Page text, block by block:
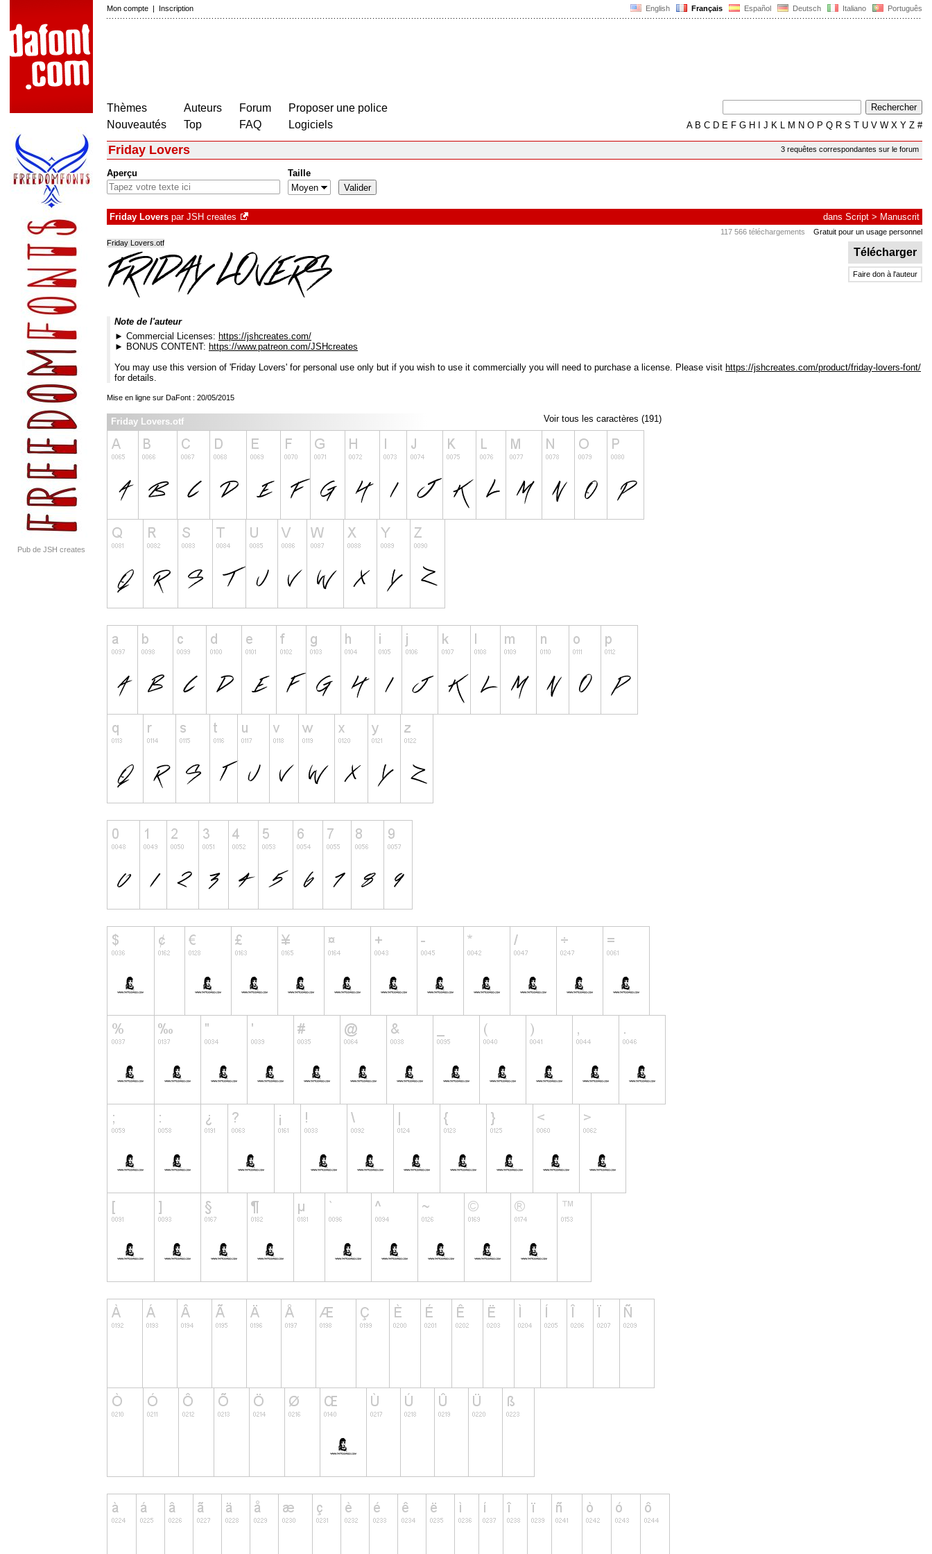
English Français Español Deutsch Italiano Português
Mon compte | Inscription
Thèmes
Nouveautés
Auteurs
Top
Forum
FAQ
Proposer une police
Logiciels
AB C D E F G H J K L M N O P Q R S T U V W X Y Z #
Pub de JSH creates
3 requêtes correspondantes sur le forum
Friday Lovers
Aperçu Taille
Friday Lovers par JSH creates dans Script > Manuscrit
117 566 téléchargements Gratuit pour un usage personnel
Télécharger
Faire don à l'auteur
Friday Lovers.otf
Note de l'auteur
► Commercial Licenses: https://jshcreates.com/
► BONUS CONTENT: https://www.patreon.com/JSHcreates
You may use this version of 'Friday Lovers' for personal use only but if you wish to use it commercially you will need to purchase a license. Please visit https://jshcreates.com/product/friday-lovers-font/
for details.
Mise en ligne sur DaFont : 20/05/2015
Voir tous les caractères (191)
Friday Lovers.otf